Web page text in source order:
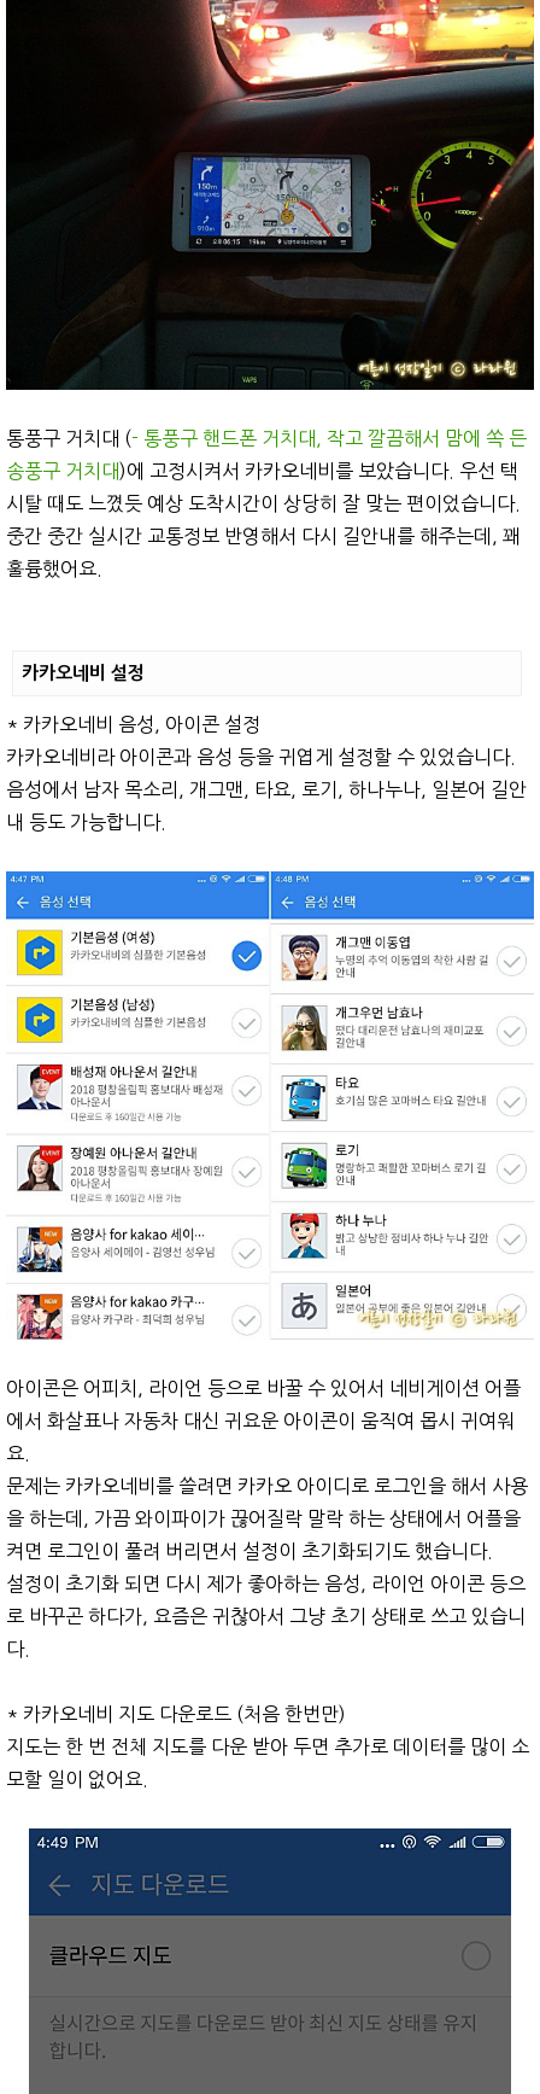
통풍구 거치대 (- 통풍구 핸드폰 거치대, 작고 깔끔해서 맘에 쏙 든
송풍구 거치대)에 고정시켜서 카카오네비를 보았습니다. 우선 택
시탈 때도 느꼈듯 예상 도착시간이 상당히 잘 맞는 편이었습니다.
중간 중간 실시간 교통정보 반영해서 다시 길안내를 해주는데, 꽤
훌륭했어요.
카카오네비 설정
* 카카오네비 음성, 아이콘 설정
카카오네비라 아이콘과 음성 등을 귀엽게 설정할 수 있었습니다.
음성에서 남자 목소리, 개그맨, 타요, 로기, 하나누나, 일본어 길안
내 등도 가능합니다.
아이콘은 어피치, 라이언 등으로 바꿀 수 있어서 네비게이션 어플
에서 화살표나 자동차 대신 귀요운 아이콘이 움직여 몹시 귀여워
요.
문제는 카카오네비를 쓸려면 카카오 아이디로 로그인을 해서 사용
을 하는데, 가끔 와이파이가 끊어질락 말락 하는 상태에서 어플을
켜면 로그인이 풀려 버리면서 설정이 초기화되기도 했습니다.
설정이 초기화 되면 다시 제가 좋아하는 음성, 라이언 아이콘 등으
로 바꾸곤 하다가, 요즘은 귀찮아서 그냥 초기 상태로 쓰고 있습니
다.
* 카카오네비 지도 다운로드 (처음 한번만)
지도는 한 번 전체 지도를 다운 받아 두면 추가로 데이터를 많이 소
모할 일이 없어요.